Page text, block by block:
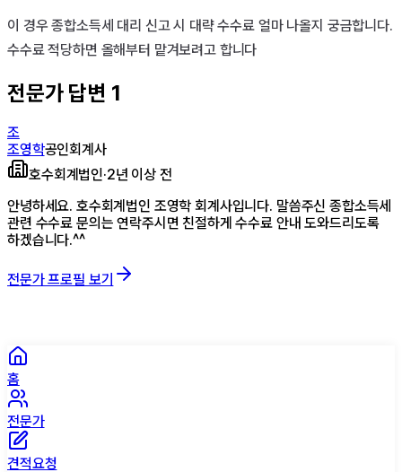
이 경우 종합소득세 대리 신고 시 대략 수수료 얼마 나올지 궁금합니다.
수수료 적당하면 올해부터 맡겨보려고 합니다
전문가 답변 1
조
조영학공인회계사
호수회계법인·2년 이상 전
안녕하세요. 호수회계법인 조영학 회계사입니다. 말씀주신 종합소득세
관련 수수료 문의는 연락주시면 친절하게 수수료 안내 도와드리도록
하겠습니다.^^
전문가 프로필 보기
홈
전문가
견적요청